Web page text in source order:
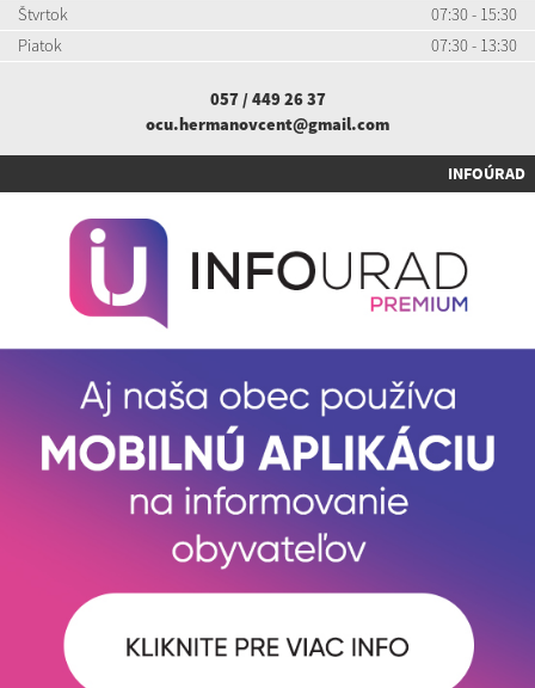
Štvrtok
07:30 - 15:30
Piatok
07:30 - 13:30
057 / 449 26 37
ocu.hermanovcent@gmail.com
INFOÚRAD